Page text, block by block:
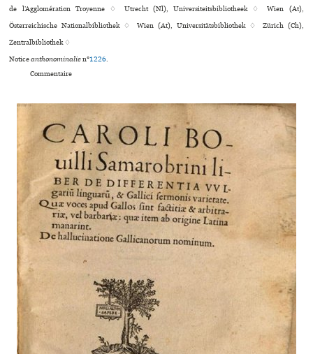
de l’Agglomération Troyenne ♢ Utrecht (Nl), Universiteitsbibliotheek ♢ Wien (At),
Österreichische Nationalbibliothek ♢ Wien (At), Universitätsbibliothek ♢ Zürich (Ch),
Zentralbibliothek ♢
Noticeanthonominalien°1226.
Commentaire